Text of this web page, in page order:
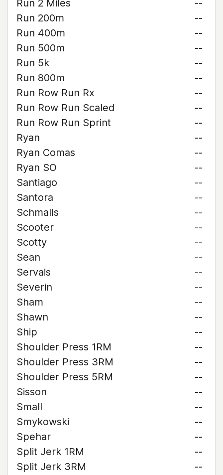
Run 2 Miles
--
Run 200m
--
Run 400m
--
Run 500m
--
Run 5k
--
Run 800m
--
Run Row Run Rx
--
Run Row Run Scaled
--
Run Row Run Sprint
--
Ryan
--
Ryan Comas
--
Ryan SO
--
Santiago
--
Santora
--
Schmalls
--
Scooter
--
Scotty
--
Sean
--
Servais
--
Severin
--
Sham
--
Shawn
--
Ship
--
Shoulder Press 1RM
--
Shoulder Press 3RM
--
Shoulder Press 5RM
--
Sisson
--
Small
--
Smykowski
--
Spehar
--
Split Jerk 1RM
--
Split Jerk 3RM
--